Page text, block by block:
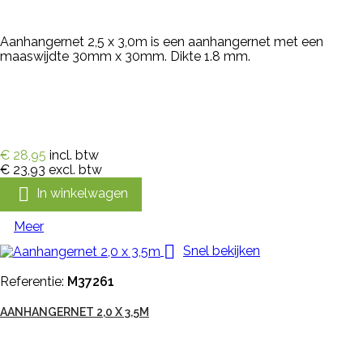
Aanhangernet 2,5 x 3,0m is een aanhangernet met een
maaswijdte 30mm x 30mm. Dikte 1.8 mm.
€ 28,95 incl. btw
€ 23,93 excl. btw
 In winkelwagen
Meer
 Snel bekijken
Referentie: M37261
AANHANGERNET 2,0 X 3,5M